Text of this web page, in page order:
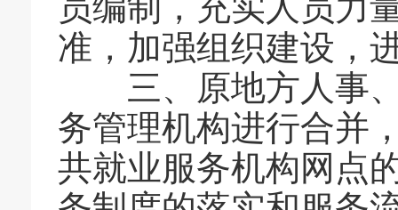
员编制，充实人员力
准，加强组织建设，
三、原地方人事、
务管理机构进行合并
共就业服务机构网点